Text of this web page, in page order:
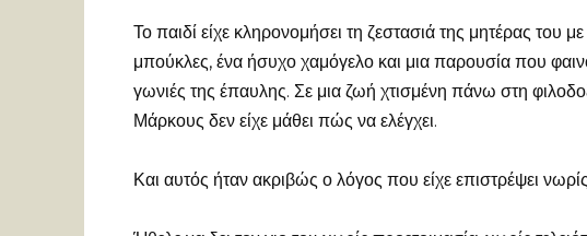
Το παιδί είχε κληρονομήσει τη ζεστασιά της μητέρας του
μπούκλες, ένα ήσυχο χαμόγελο και μια παρουσία που
γωνιές της έπαυλης. Σε μια ζωή χτισμένη πάνω στη
Μάρκους δεν είχε μάθει πώς να ελέγχει.
Και αυτός ήταν ακριβώς ο λόγος που είχε επιστρέψει